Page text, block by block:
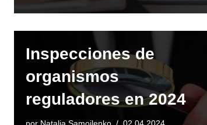
Inspecciones de
organismos
reguladores en 2024